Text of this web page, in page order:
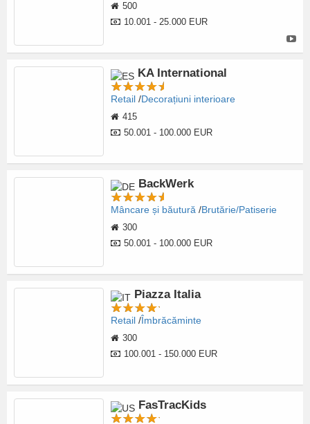
500
10.001 - 25.000 EUR
KA International
Retail Decorațiuni interioare
415
50.001 - 100.000 EUR
BackWerk
Mâncare și băutură Brutărie/Patiserie
300
50.001 - 100.000 EUR
Piazza Italia
Retail Îmbrăcăminte
300
100.001 - 150.000 EUR
FasTracKids